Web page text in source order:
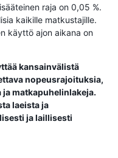
raja on 0,05 %.
kaikille matkustajille.
käyttö ajon aikana on
kansainvälistä
nopeusrajoituksia,
matkapuhelinlakeja.
laeista ja
ja laillisesti